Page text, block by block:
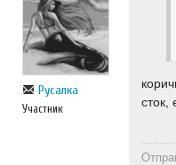
Русалка
Участник
сток,